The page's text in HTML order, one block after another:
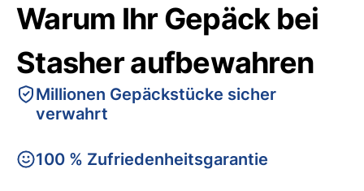
Warum Ihr Gepäck bei
Stasher aufbewahren
Millionen Gepäckstücke sicher
verwahrt
100 % Zufriedenheitsgarantie